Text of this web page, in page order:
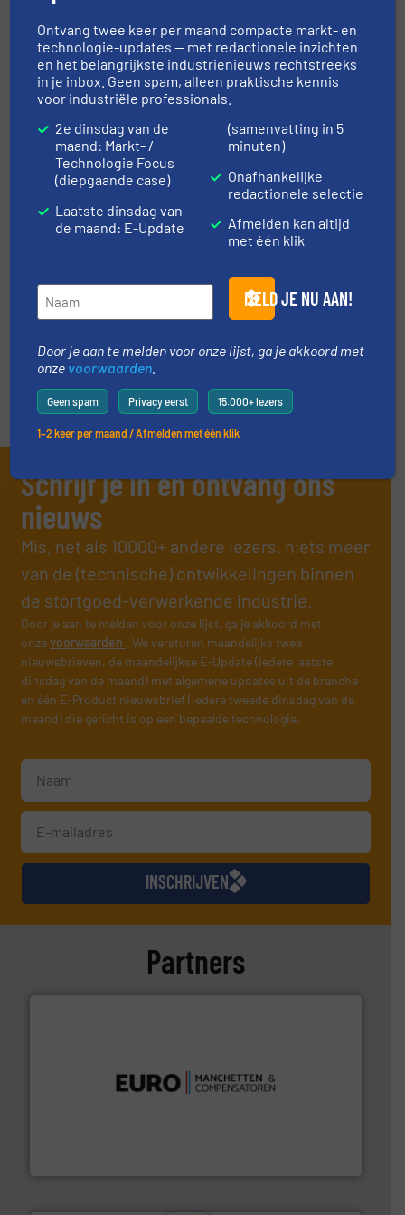
6 april 2023 Lees meer
Centrifugaal ventilatoren en
coulissendempers voor een
Praktijkcases, Thermische behandeling
13 april 2023 Lees meer
Kan thee een explosie
Brand- en Explosiebeveiliging, Praktijkcases
19 september 2023 Lees meer
Schrijf je in en ontvang ons
nieuws
Mis, net als 10000+ andere lezers, niets meer
van de (technische) ontwikkelingen binnen
de stortgoed-verwerkende industrie.
Door je aan te melden voor onze lijst, ga je akkoord met
onzevoorwaarden . We versturen maandelijks twee
nieuwsbrieven, de maandelijkse E-Update (iedere laatste
dinsdag van de maand) met algemene updates uit de branche
en één E-Product nieuwsbrief (iedere tweede dinsdag van de
maand) die gericht is op een bepaalde technologie.
INSCHRIJVEN
Partners
Ontvang twee keer per maand compacte markt- en
technologie-updates — met redactionele inzichten
en het belangrijkste industrienieuws rechtstreeks
in je inbox. Geen spam, alleen praktische kennis
voor industriële professionals.
2e dinsdag van de
maand: Markt- /
Technologie Focus
(diepgaande case)
Laatste dinsdag van
de maand: E-Update
(samenvatting in 5
minuten)
Onafhankelijke
redactionele selectie
Afmelden kan altijd
met één klik
MELD JE NU AAN!
Door je aan te melden voor onze lijst, ga je akkoord met
onze voorwaarden
Geen spam Privacy eerst 15.000+ lezers
1–2 keer per maand / Afmelden met één klik